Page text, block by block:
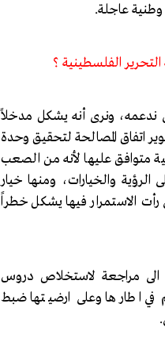
وطنية عاجلة.
الفلسطينية ؟
ندعمه، ونرى أنه يشكل مدخلاً
اتفاق المصالحة لتحقيق وحدة
متوافق عليها لأنه من الصعب
والخيارات، ومنها خيار
رأت الاستمرار فيها يشكل خطراً
الى مراجعة لاستخلاص دروس
في اطارها وعلى ارضيتها ضبط